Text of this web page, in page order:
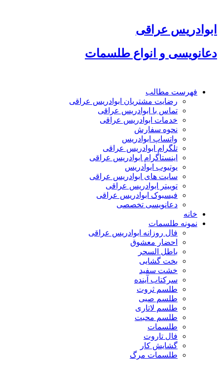
محتوا
ابوادریس عراقی
دعانویسی و انواع طلسمات
فهرست مطالب
رضایت مشتریان ابوادریس عراقی
تماس با ابوادریس عراقی
خدمات ابوادریس عراقی
نحوه سفارش
واتساپ ابوادریس
تلگرام ابوادریس عراقی
اینستاگرام ابوادریس عراقی
یوتیوب ابوادریس
سایت های ابوادریس عراقی
توییتر ابوادریس عراقی
فیسبوک ابوادریس عراقی
دعانویسی تخصصی
خانه
نمونه طلسمات
فال روزانه ابوادریس عراقی
احضار معشوق
باطل السحر
بخت گشایی
خشت سفید
سرکتاب آینده
طلسم ثروت
طلسم صبی
طلسم لاتاری
طلسم محبت
طلسمات
فال تاروت
گشایش کار
طلسمات مرگ